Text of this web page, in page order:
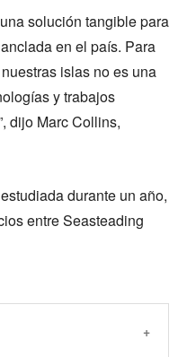
solución tangible para
anclada en el país. Para
islas no es una
y trabajos
dijo Marc Collins,
durante un año,
entre Seasteading